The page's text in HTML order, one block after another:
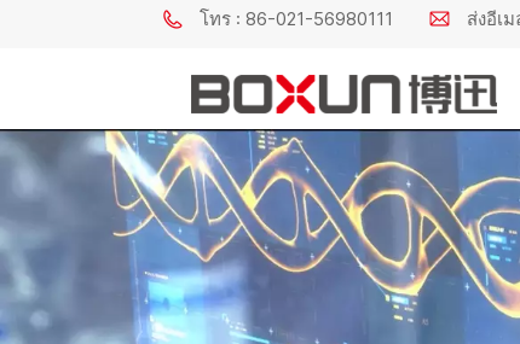
โทร : 86-021-56980111 ส่งอีเ